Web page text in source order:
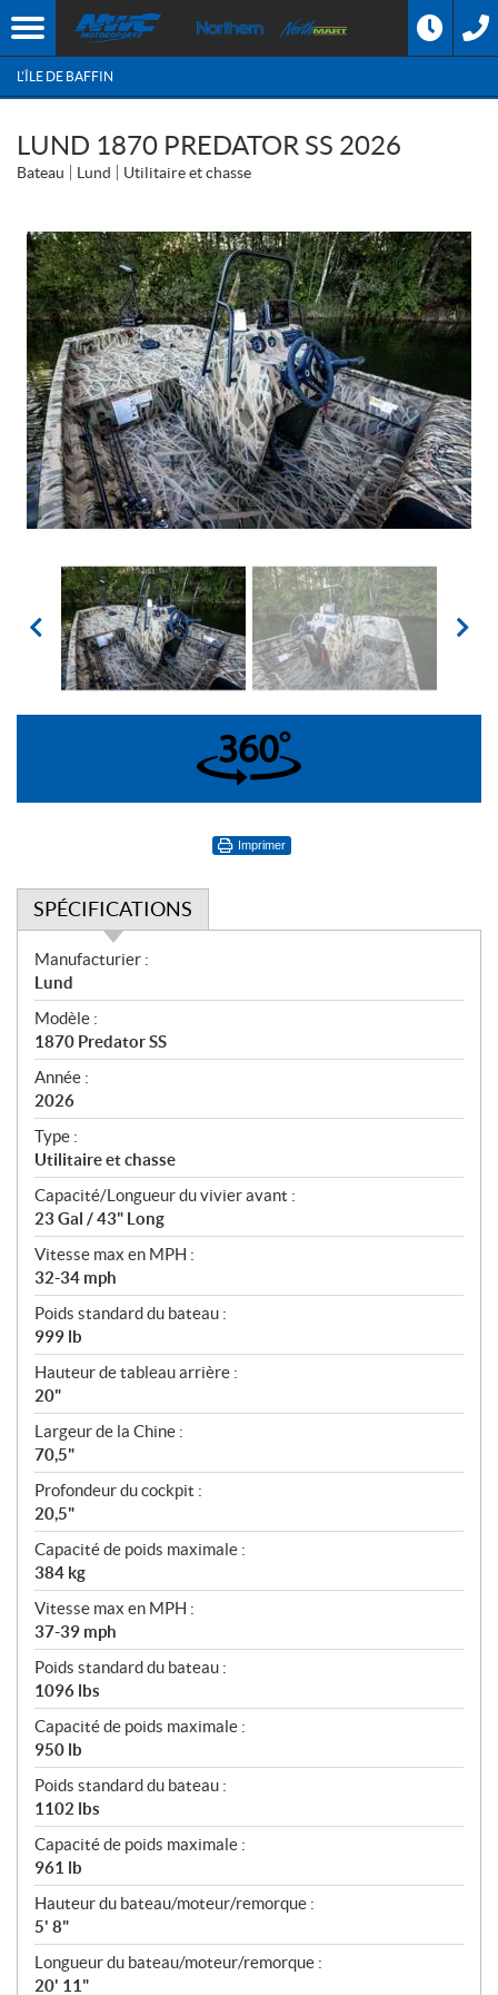
L'ÎLE DE BAFFIN
LUND 1870 PREDATOR SS 2026
Bateau Lund Utilitaire et chasse
360°
Imprimer
SPÉCIFICATIONS
S
p
é
c
i
f
i
c
a
t
i
o
n
s
Manufacturier :
Lund
Modèle :
1870 Predator SS
Année :
2026
Type :
Utilitaire et chasse
Capacité/Longueur du vivier avant :
23 Gal / 43" Long
Vitesse max en MPH :
32-34 mph
Poids standard du bateau :
999 lb
Hauteur de tableau arrière :
20"
Largeur de la Chine :
70,5"
Profondeur du cockpit :
20,5"
Capacité de poids maximale :
384 kg
Vitesse max en MPH :
37-39 mph
Poids standard du bateau :
1096 lbs
Capacité de poids maximale :
950 lb
Poids standard du bateau :
1102 lbs
Capacité de poids maximale :
961 lb
Hauteur du bateau/moteur/remorque :
5' 8"
Longueur du bateau/moteur/remorque :
20' 11"